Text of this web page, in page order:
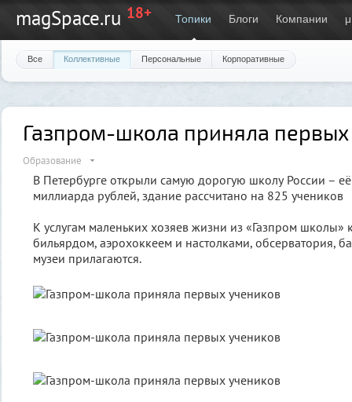
magSpace.ru 18+ Топики Блоги Компании μ
Все Коллективные Персональные Корпоративные
Газпром-школа приняла первых
Образование
В Петербурге открыли самую дорогую школу России –
миллиарда рублей, здание рассчитано на 825 учеников
К услугам маленьких хозяев жизни из «Газпром школы»
бильярдом, аэрохоккеем и настолками, обсерватория,
музеи прилагаются.